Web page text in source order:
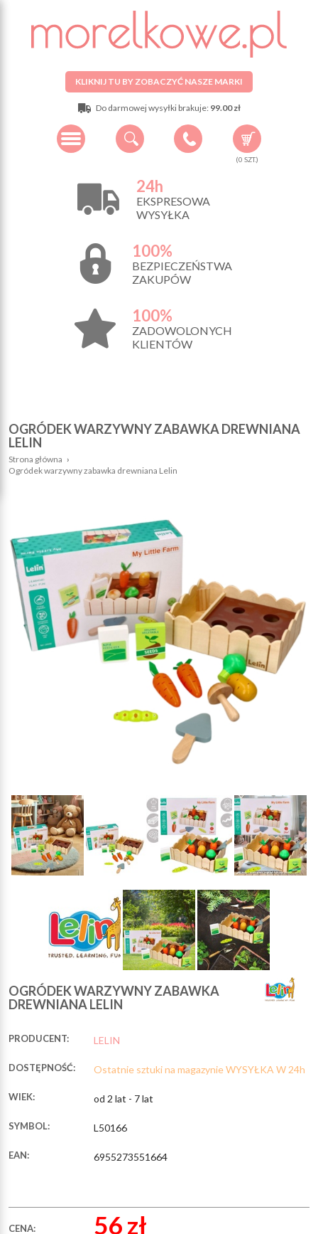
KLIKNIJ TU BY ZOBACZYĆ NASZE MARKI
Do darmowej wysyłki brakuje: 99.00 zł
(0 SZT.)
24h
EKSPRESOWA
WYSYŁKA
100%
BEZPIECZEŃSTWA
ZAKUPÓW
100%
ZADOWOLONYCH
KLIENTÓW
OGRÓDEK WARZYWNY ZABAWKA DREWNIANA
LELIN
Strona główna ›
Ogródek warzywny zabawka drewniana Lelin
OGRÓDEK WARZYWNY ZABAWKA
DREWNIANA LELIN
PRODUCENT: LELIN
DOSTĘPNOŚĆ: Ostatnie sztuki na magazynie WYSYŁKA W 24h
WIEK: od 2 lat - 7 lat
SYMBOL: L50166
EAN: 6955273551664
CENA: 56 zł